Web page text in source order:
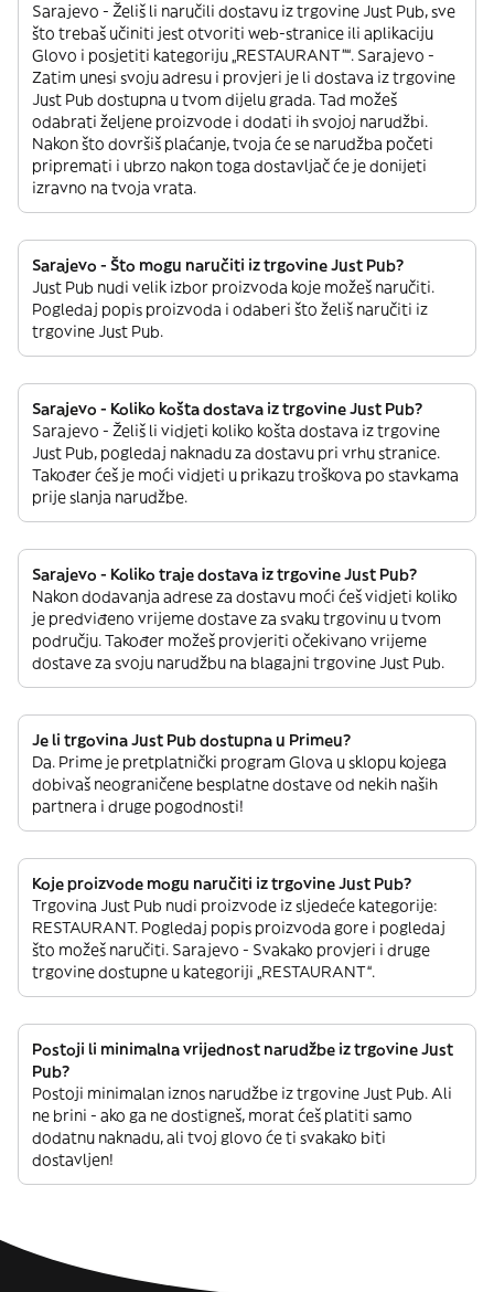
Sarajevo - Želiš li naručili dostavu iz trgovine Just Pub, sve
što trebaš učiniti jest otvoriti web-stranice ili aplikaciju
Glovo i posjetiti kategoriju „RESTAURANT”“. Sarajevo -
Zatim unesi svoju adresu i provjeri je li dostava iz trgovine
Just Pub dostupna u tvom dijelu grada. Tad možeš
odabrati željene proizvode i dodati ih svojoj narudžbi.
Nakon što dovršiš plaćanje, tvoja će se narudžba početi
pripremati i ubrzo nakon toga dostavljač će je donijeti
izravno na tvoja vrata.
Sarajevo - Što mogu naručiti iz trgovine Just Pub?
Just Pub nudi velik izbor proizvoda koje možeš naručiti.
Pogledaj popis proizvoda i odaberi što želiš naručiti iz
trgovine Just Pub.
Sarajevo - Koliko košta dostava iz trgovine Just Pub?
Sarajevo - Želiš li vidjeti koliko košta dostava iz trgovine
Just Pub, pogledaj naknadu za dostavu pri vrhu stranice.
Također ćeš je moći vidjeti u prikazu troškova po stavkama
prije slanja narudžbe.
Sarajevo - Koliko traje dostava iz trgovine Just Pub?
Nakon dodavanja adrese za dostavu moći ćeš vidjeti koliko
je predviđeno vrijeme dostave za svaku trgovinu u tvom
području. Također možeš provjeriti očekivano vrijeme
dostave za svoju narudžbu na blagajni trgovine Just Pub.
Je li trgovina Just Pub dostupna u Primeu?
Da. Prime je pretplatnički program Glova u sklopu kojega
dobivaš neograničene besplatne dostave od nekih naših
partnera i druge pogodnosti!
Koje proizvode mogu naručiti iz trgovine Just Pub?
Trgovina Just Pub nudi proizvode iz sljedeće kategorije:
RESTAURANT. Pogledaj popis proizvoda gore i pogledaj
što možeš naručiti. Sarajevo - Svakako provjeri i druge
trgovine dostupne u kategoriji „RESTAURANT“.
Postoji li minimalna vrijednost narudžbe iz trgovine Just
Pub?
Postoji minimalan iznos narudžbe iz trgovine Just Pub. Ali
ne brini - ako ga ne dostigneš, morat ćeš platiti samo
dodatnu naknadu, ali tvoj glovo će ti svakako biti
dostavljen!